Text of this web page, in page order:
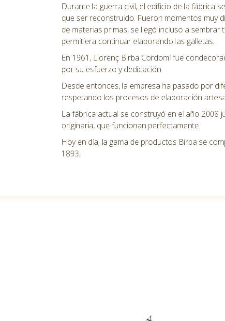
Durante la guerra civil, el edificio de la fábrica
que ser reconstruido. Fueron momentos muy
de materias primas, se llegó incluso a
permitiera continuar elaborando las galletas.
En 1961, Llorenç Birba Cordomí fue
por su esfuerzo y dedicación.
Desde entonces, la empresa ha pasado por
respetando los procesos de elaboración
La fábrica actual se construyó en el año 2008
originaria, que funcionan perfectamente.
Hoy en día, la gama de productos Birba se
1893.